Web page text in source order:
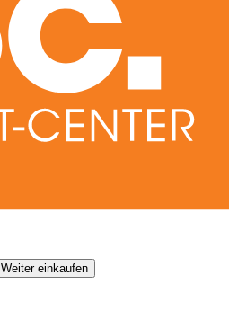
Weiter einkaufen